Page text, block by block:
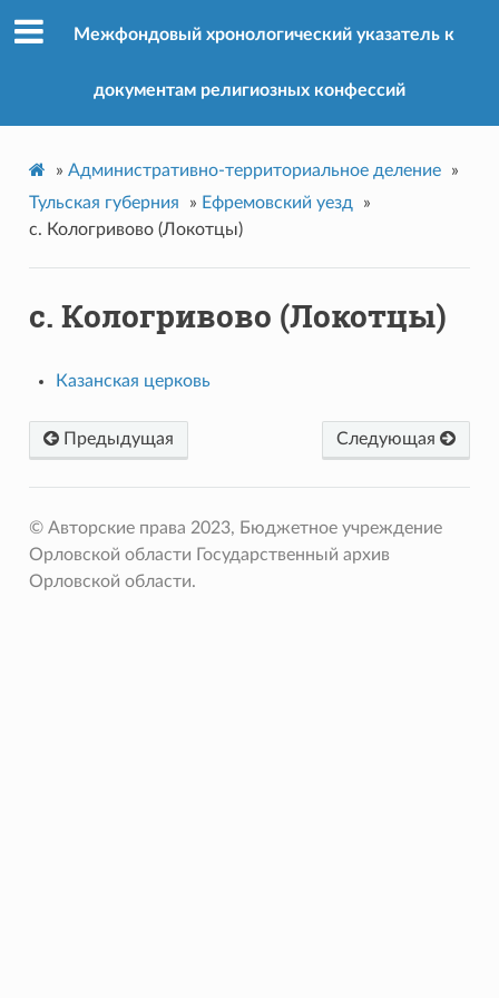
Межфондовый хронологический указатель к
документам религиозных конфессий
» Административно-территориальное деление
»
Тульская губерния
» Ефремовский уезд
»
с. Кологривово (Локотцы)
с. Кологривово (Локотцы)
Казанская церковь
Следующая
Предыдущая
© Авторские права 2023, Бюджетное учреждение
Орловской области Государственный архив
Орловской области.